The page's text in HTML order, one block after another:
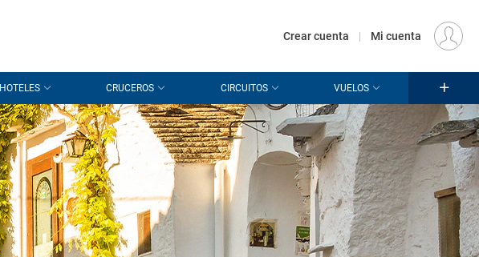
Crear cuenta | Mi cuenta
HOTELES CRUCEROS CIRCUITOS VUELOS